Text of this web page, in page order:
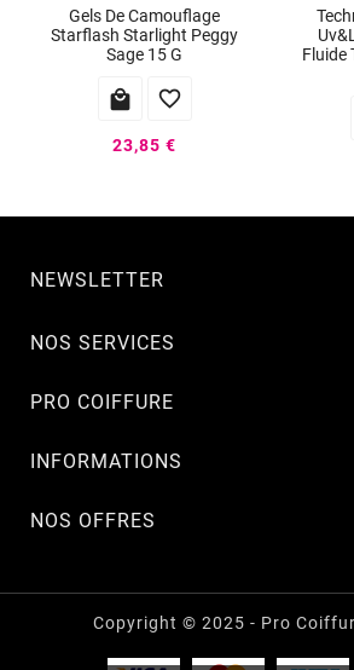
Gels De Camouflage
Starflash Starlight Peggy
Sage 15 G
 
23,85 €
Fluide
NEWSLETTER
NOS SERVICES
PRO COIFFURE
INFORMATIONS
NOS OFFRES
Copyright © 2025 - Pro